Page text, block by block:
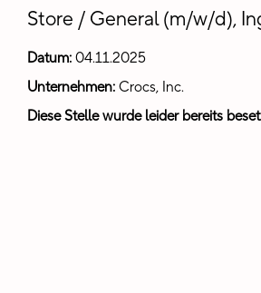
Store / General (m/w/d),
Datum: 04.11.2025
Unternehmen: Crocs, Inc.
Diese Stelle wurde leider bereits